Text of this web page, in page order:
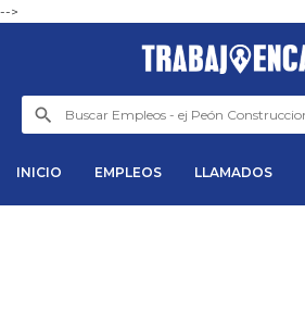
-->
INICIO EMPLEOS LLAMADOS